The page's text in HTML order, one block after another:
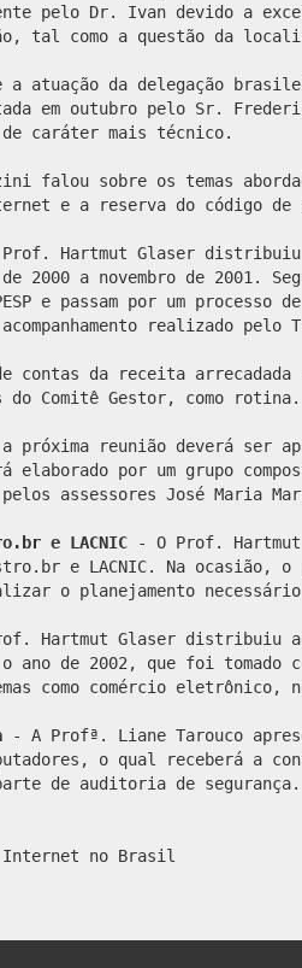
pelo Dr. Ivan devido a
tal como a questão da
a atuação da delegação
em outubro pelo Sr.
caráter mais técnico.
falou sobre os temas
e a reserva do código de
Hartmut Glaser distribuiu
2000 a novembro de 2001.
e passam por um
realizado pelo
contas da receita
do Comitê Gestor, como rotina.
próxima reunião deverá ser
por um grupo
assessores José Maria
e LACNIC
- O Prof. Hartmut
e LACNIC. Na ocasião,
o planejamento
Hartmut Glaser distribuiu
ano de 2002, que foi tomado
como comércio eletrônico,
- A Profª. Liane Tarouco
o qual receberá a
de auditoria de
Internet no Brasil